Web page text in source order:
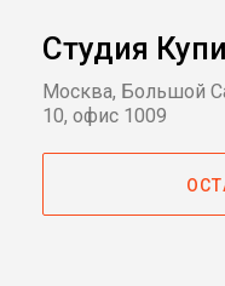
Студия
Москва, Большой
10, офис 1009